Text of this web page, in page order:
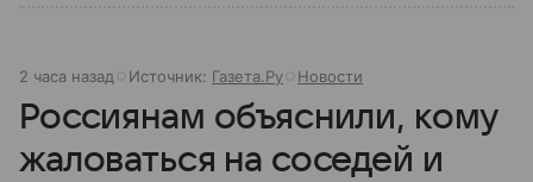
2 часа назад Источник: Газета.Ру Новости
Россиянам объяснили, кому
жаловаться на соседей и